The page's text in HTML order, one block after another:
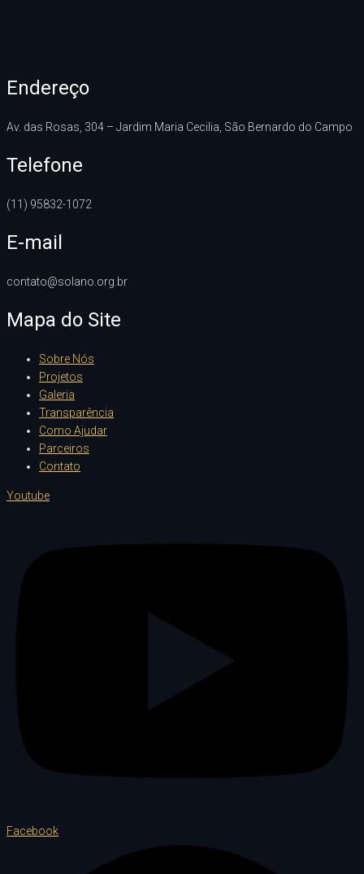
Endereço
Av. das Rosas, 304 – Jardim Maria Cecilia, São Bernardo do Campo
Telefone
(11) 95832-1072
E-mail
contato@solano.org.br
Mapa do Site
Sobre Nós
Projetos
Galeria
Transparência
Como Ajudar
Parceiros
Contato
Youtube
Facebook